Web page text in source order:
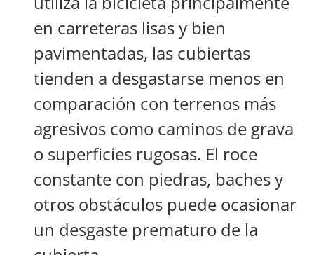
en carreteras lisas y bien
pavimentadas, las cubiertas
tienden a desgastarse menos en
comparación con terrenos más
agresivos como caminos de grava
o superficies rugosas. El roce
constante con piedras, baches y
otros obstáculos puede ocasionar
un desgaste prematuro de la